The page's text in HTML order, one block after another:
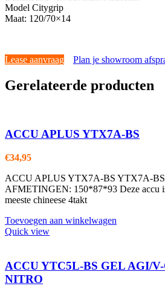
Model Citygrip
Maat: 120/70×14
Lease aanvraag Plan je showroom
Gerelateerde producten
ACCU APLUS YTX7A-BS
€34,95
ACCU APLUS YTX7A-BS YTX7A-BS
AFMETINGEN: 150*87*93 Deze accu
meeste chineese 4takt
Toevoegen aan winkelwagen
Quick view
ACCU YTC5L-BS GEL AGI/
NITRO